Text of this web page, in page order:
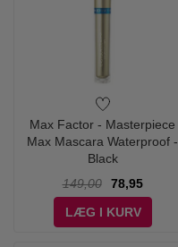
Max Factor - Masterpiece
Max Mascara Waterproof -
Black
149,00
78,95
LÆG I KURV